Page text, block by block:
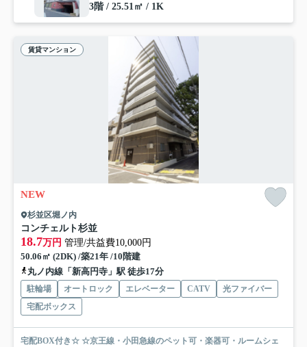
3階 / 25.51㎡ / 1K
賃貸マンション
NEW
杉並区堀ノ内
コンチェルト杉並
18.7万円 管理/共益費10,000円
50.06㎡ (2DK) /築21年 /10階建
丸ノ内線「新高円寺」駅 徒歩17分
駐輪場 オートロック エレベーター CATV
光ファイバー
宅配ボックス
宅配BOX付き☆ ☆京王線・小田急線のペット可・楽器可・ルームシェ